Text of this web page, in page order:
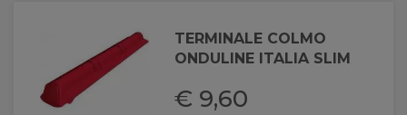
TERMINALE COLMO
ONDULINE ITALIA SLIM
€ 9,60